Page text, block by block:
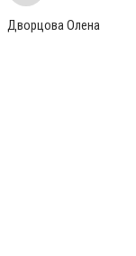
Дворцова Олена